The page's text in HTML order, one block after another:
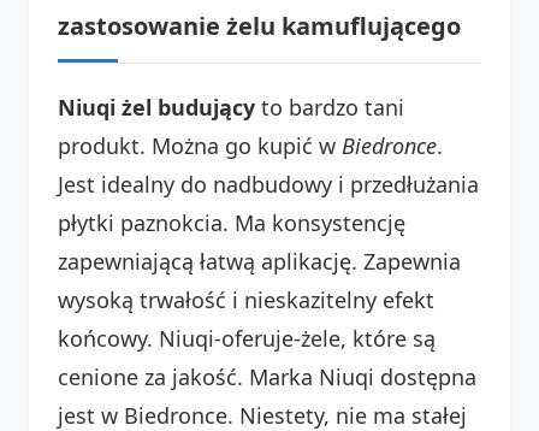
zastosowanie żelu kamuflującego
Niuqi żel budujący to bardzo tani
produkt. Można go kupić w Biedronce.
Jest idealny do nadbudowy i przedłużania
płytki paznokcia. Ma konsystencję
zapewniającą łatwą aplikację. Zapewnia
wysoką trwałość i nieskazitelny efekt
końcowy. Niuqi-oferuje-żele, które są
cenione za jakość. Marka Niuqi dostępna
jest w Biedronce. Niestety, nie ma stałej